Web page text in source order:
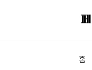
홈